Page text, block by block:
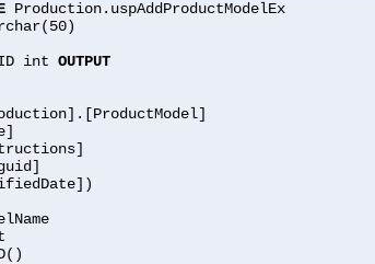
Production.uspAddProductModelEx
int OUTPUT